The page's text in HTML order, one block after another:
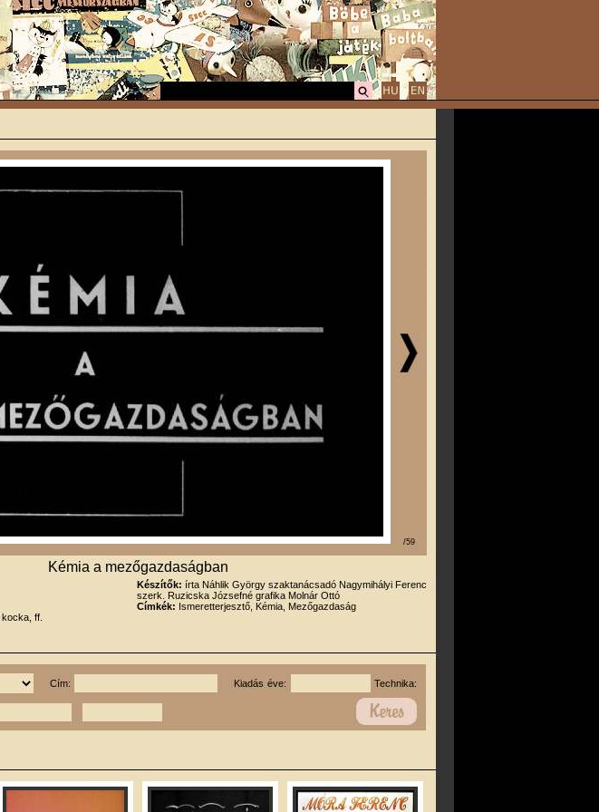
/59
Kémia a mezőgazdaságban
ff.
Készítők: írta Náhlik György szaktanácsadó Nagymihályi Ferenc
szerk. Ruzicska Józsefné grafika Molnár Ottó
Címkék: Ismeretterjesztő, Kémia, Mezőgazdaság
Cím: Kiadás éve: Technika: